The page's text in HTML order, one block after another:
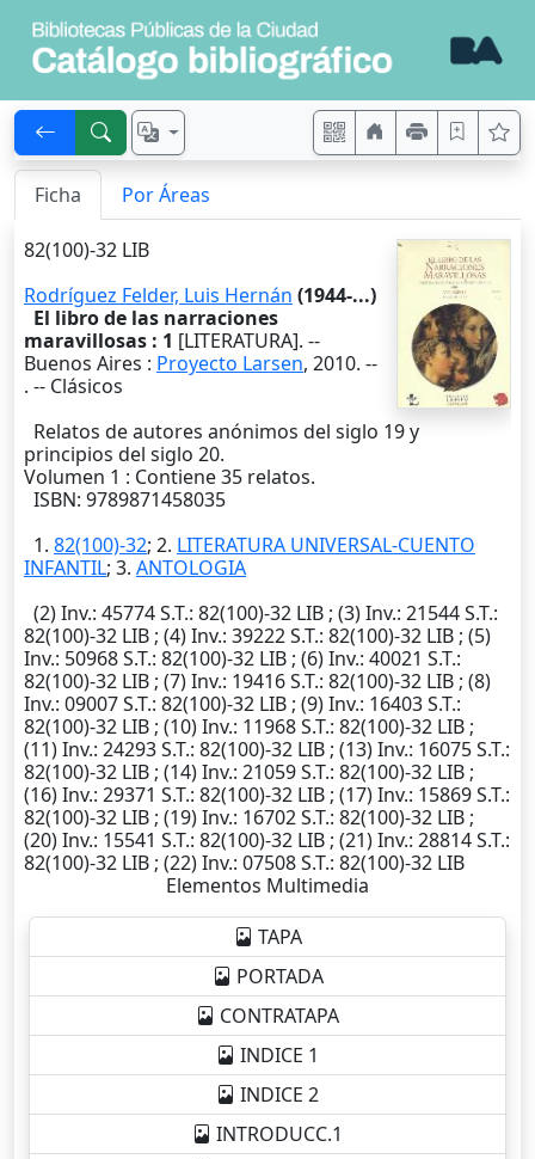
Ficha Por Áreas
82(100)-32 LIB
Rodríguez Felder, Luis Hernán (1944-...)
El libro de las narraciones
maravillosas : 1 [LITERATURA]. --
Buenos Aires : Proyecto Larsen, 2010. --
. -- Clásicos
Relatos de autores anónimos del siglo 19 y
principios del siglo 20.
Volumen 1 : Contiene 35 relatos.
ISBN: 9789871458035
1. 82(100)-32; 2. LITERATURA UNIVERSAL-CUENTO
INFANTIL; 3. ANTOLOGIA
(2)Inv.: 45774S.T.: 82(100)-32 LIB ; (3)Inv.: 21544S.T.:
82(100)-32 LIB ; (4)Inv.: 39222S.T.: 82(100)-32 LIB ; (5)
Inv.: 50968S.T.: 82(100)-32 LIB ; (6)Inv.: 40021 S.T.:
82(100)-32 LIB ; (7)Inv.: 19416S.T.: 82(100)-32 LIB ; (8)
Inv.: 09007S.T.: 82(100)-32 LIB ; (9)Inv.: 16403S.T.:
82(100)-32 LIB ; (10)Inv.: 11968S.T.: 82(100)-32 LIB ;
(11)Inv.: 24293S.T.: 82(100)-32 LIB ; (13)Inv.: 16075S.T.:
82(100)-32 LIB ; (14)Inv.: 21059S.T.: 82(100)-32 LIB ;
(16)Inv.: 29371 S.T.: 82(100)-32 LIB ; (17)Inv.: 15869S.T.:
82(100)-32 LIB ; (19)Inv.: 16702S.T.: 82(100)-32 LIB ;
(20)Inv.: 15541 S.T.: 82(100)-32 LIB ; (21)Inv.: 28814S.T.:
82(100)-32 LIB ; (22)Inv.: 07508S.T.: 82(100)-32 LIB
Elementos Multimedia
TAPA
PORTADA
CONTRATAPA
INDICE 1
INDICE 2
INTRODUCC.1